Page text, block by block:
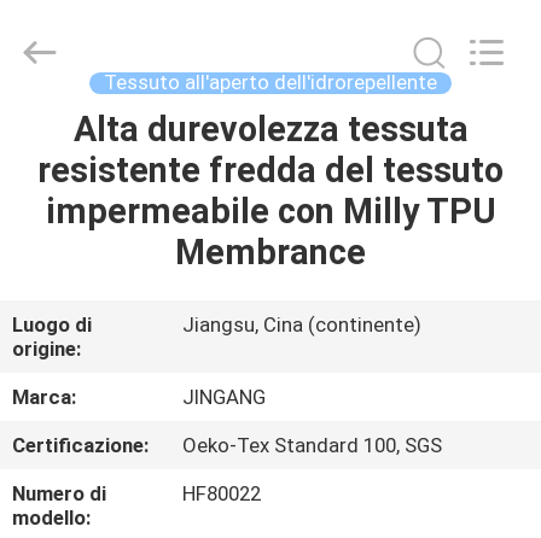
CASA
PRODOTTI
NOI
GIRO
DELLA
FABBRICA
Textile
Co.,Ltd.
Tessuto all'aperto dell'idrorepellente
Alta durevolezza tessuta
resistente fredda del tessuto
impermeabile con Milly TPU
Membrance
Luogo di
origine:
Jiangsu, Cina (continente)
Marca:
JINGANG
Certificazione:
Oeko-Tex Standard 100, SGS
Numero di
modello:
HF80022